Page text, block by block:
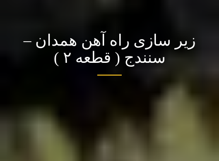
زیر سازی راه آهن همدان –
سنندج ( قطعه ۲ )